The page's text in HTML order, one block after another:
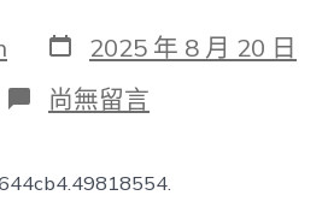
發
表
日
期
2025 年 8 月 20 日
在
〈電
巨
頭
尚無留言